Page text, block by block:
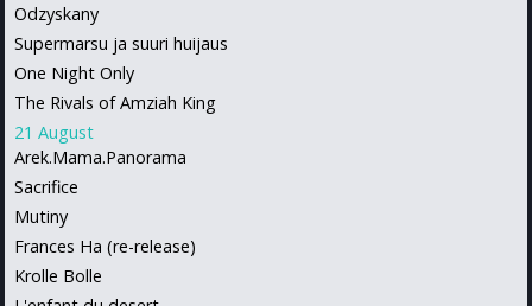
Odzyskany
Supermarsu ja suuri huijaus
One Night Only
The Rivals of Amziah King
21 August
Arek.Mama.Panorama
Sacrifice
Mutiny
Frances Ha (re-release)
Krolle Bolle